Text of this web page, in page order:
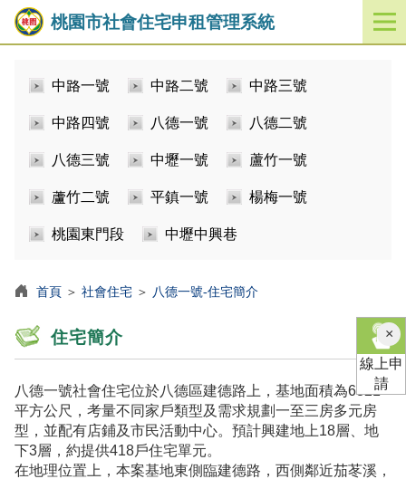
桃園市社會住宅申租管理系統
開
啟
中路一號 中路二號 中路三號
中路四號 八德一號 八德二號
八德三號 中壢一號 蘆竹一號
蘆竹二號 平鎮一號 楊梅一號
桃園東門段 中壢中興巷
首頁 ＞ 社會住宅 ＞ 八德一號-住宅簡介
住宅簡介
八德一號社會住宅位於八德區建德路上，基地面積為6821
平方公尺，考量不同家戶類型及需求規劃一至三房多元房
型，並配有店鋪及市民活動中心。預計興建地上18層、地
下3層，約提供418戶住宅單元。
在地理位置上，本案基地東側臨建德路，西側鄰近茄苳溪，
×關
閉
線上申
請